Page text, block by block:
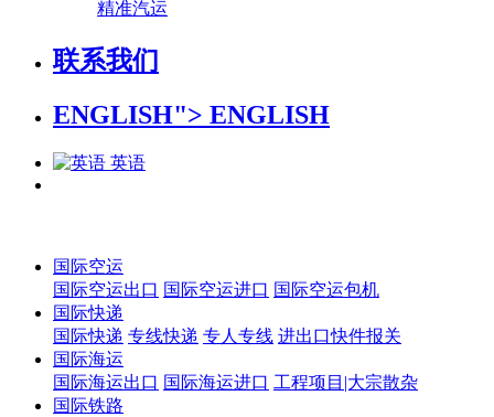
精准汽运
联系我们
ENGLISH"> ENGLISH
英语
国际空运
国际空运出口 国际空运进口 国际空运包机
国际快递
国际快递 专线快递 专人专线 进出口快件报关
国际海运
国际海运出口 国际海运进口 工程项目|大宗散杂
国际铁路